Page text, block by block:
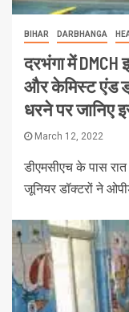
BIHAR DARBHANGA
दरभंगा में
और केमिस्ट एंड
धरने पर जानिए
March 12, 2022
डीएमसीएच के पास
जूनियर डॉक्टरों ने